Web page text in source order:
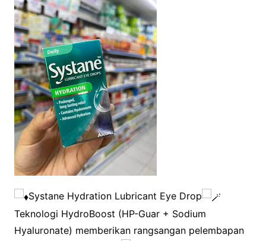
Systane Hydration Lubricant Eye Drop
Teknologi HydroBoost (HP-Guar + Sodium
Hyaluronate) memberikan rangsangan pelembapan